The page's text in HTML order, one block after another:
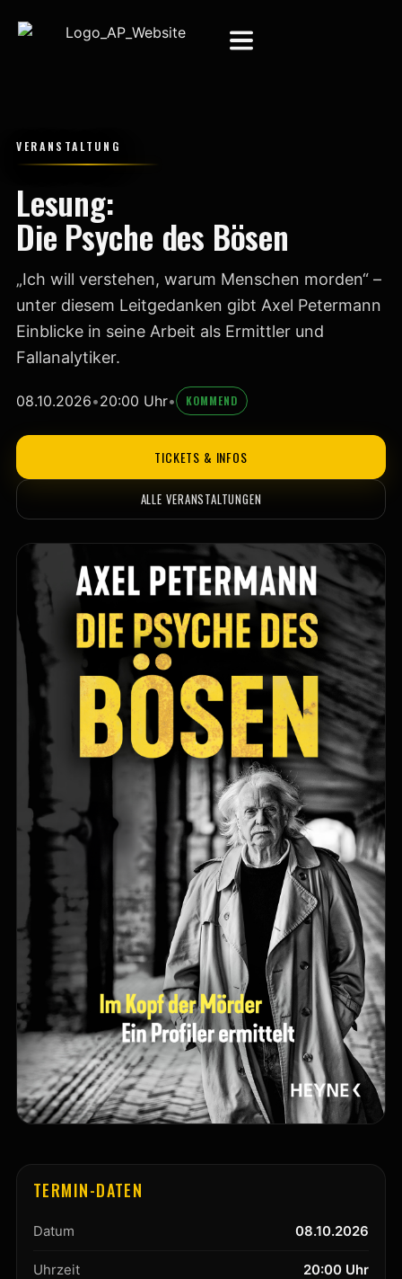
VERANSTALTUNG
Lesung:
Die Psyche des Bösen
„Ich will verstehen, warum Menschen morden“ –
unter diesem Leitgedanken gibt Axel Petermann
Einblicke in seine Arbeit als Ermittler und
Fallanalytiker.
08.10.2026•20:00 Uhr• KOMMEND
TICKETS & INFOS
ALLE VERANSTALTUNGEN
TERMIN-DATEN
Datum 08.10.2026
Uhrzeit 20:00 Uhr